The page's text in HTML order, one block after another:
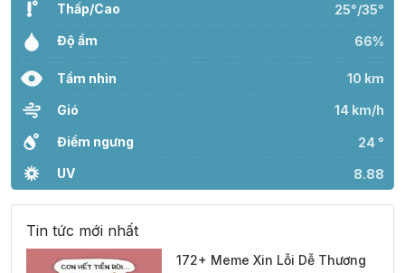
Thấp/Cao 25°/35°
Độ ẩm 66%
Tầm nhìn 10 km
Gió 14 km/h
Điểm ngưng 24 °
UV 8.88
Tin tức mới nhất
172+ Meme Xin Lỗi Dễ Thương